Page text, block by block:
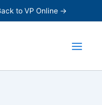
to VP Online →